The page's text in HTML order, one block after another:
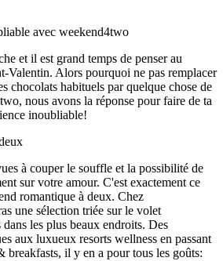
avec weekend4two
et il est grand temps de penser au
Valentin. Alors pourquoi ne pas remplacer
chocolats habituels par quelque chose de
nous avons la réponse pour faire de ta
inoubliable!
à couper le souffle et la possibilité de
sur votre amour. C'est exactement ce
romantique à deux. Chez
une sélection triée sur le volet
les plus beaux endroits. Des
aux luxueux resorts wellness en passant
breakfasts, il y en a pour tous les goûts: